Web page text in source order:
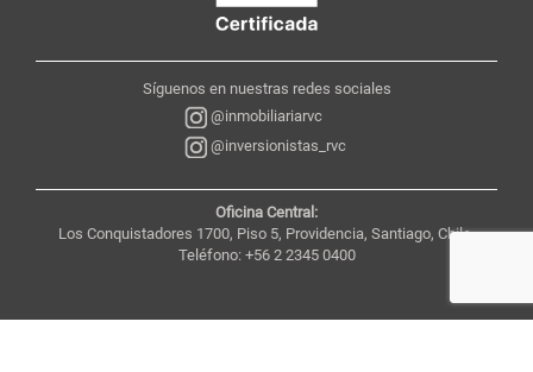
Síguenos en nuestras redes sociales
@inmobiliariarvc
@inversionistas_rvc
Oficina Central:
Los Conquistadores 1700, Piso 5, Providencia, Santiago, Chile,
Teléfono: +56 2 2345 0400